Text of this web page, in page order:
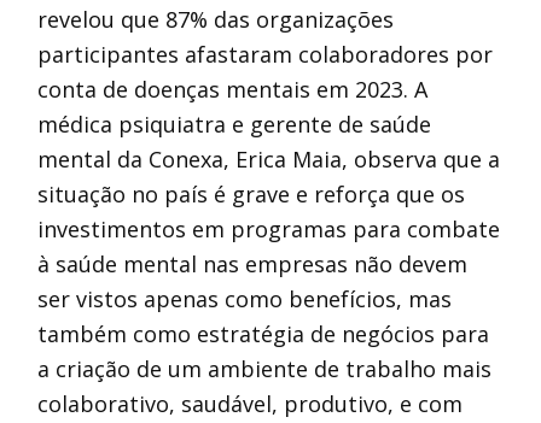
revelou que 87% das organizações
participantes afastaram colaboradores por
conta de doenças mentais em 2023. A
médica psiquiatra e gerente de saúde
mental da Conexa, Erica Maia, observa que a
situação no país é grave e reforça que os
investimentos em programas para combate
à saúde mental nas empresas não devem
ser vistos apenas como benefícios, mas
também como estratégia de negócios para
a criação de um ambiente de trabalho mais
colaborativo, saudável, produtivo, e com